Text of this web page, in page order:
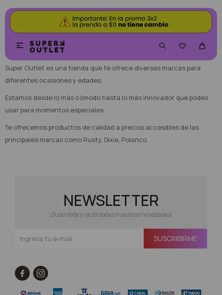


Super Outlet es una tienda que te ofrece diversas marcas para
diferentes ocasiones y edades.
Estamos desde lo más cómodo hasta lo más innovador que podes
usar para momentos especiales.
Te ofrecemos productos de calidad a precios accesibles de las
principales marcas como Rusty, Dixie, Polanco.
NEWSLETTER
¡Suscribite y recibí todas nuestras novedades!
SUSCRIBIRME
 